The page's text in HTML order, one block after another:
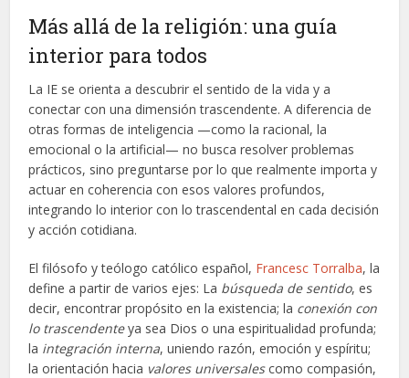
Más allá de la religión: una guía
interior para todos
La IE se orienta a descubrir el sentido de la vida y a
conectar con una dimensión trascendente. A diferencia de
otras formas de inteligencia —como la racional, la
emocional o la artificial— no busca resolver problemas
prácticos, sino preguntarse por lo que realmente importa y
actuar en coherencia con esos valores profundos,
integrando lo interior con lo trascendental en cada decisión
y acción cotidiana.
El filósofo y teólogo católico español, Francesc Torralba, la
define a partir de varios ejes: La búsqueda de sentido, es
decir, encontrar propósito en la existencia; la conexión con
lo trascendenteya sea Dios o una espiritualidad profunda;
la integración interna, uniendo razón, emoción y espíritu;
la orientación hacia valores universalescomo compasión,